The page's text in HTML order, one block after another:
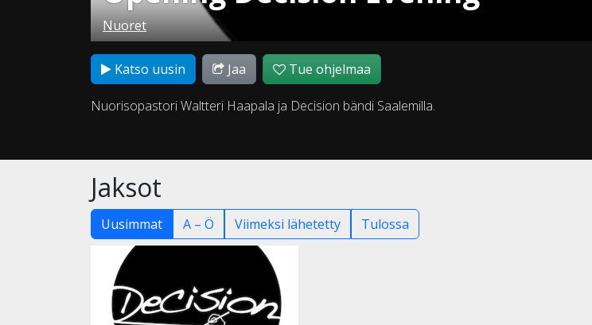
Nuoret
Katso uusin Jaa Tue ohjelmaa
Nuorisopastori Waltteri Haapala ja Decision bändi Saalemilla.
Jaksot
Uusimmat A – Ö Viimeksi lähetetty Tulossa